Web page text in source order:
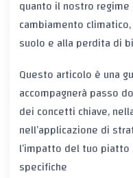
quanto il nostro
cambiamento
suolo e alla perdita di
Questo articolo è una
accompagnerà passo
dei concetti chiave,
nell’applicazione di
l’impatto del tuo piatto
specifiche